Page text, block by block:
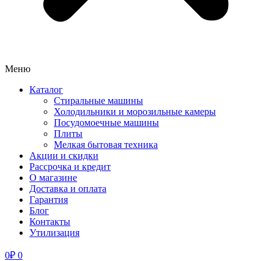
Меню
Каталог
Стиральные машины
Холодильники и морозильные камеры
Посудомоечные машины
Плиты
Мелкая бытовая техника
Акции и скидки
Рассрочка и кредит
О магазине
Доставка и оплата
Гарантия
Блог
Контакты
Утилизация
0₽ 0